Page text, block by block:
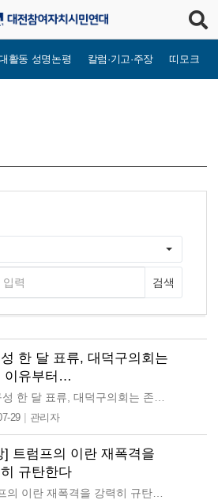
활동 성명논평 칼럼·기고·주장 띠모크라
검색
한 달 표류, 대덕구의회는
이유부터…
29| 관리자
] 트럼프의 이란 재폭격을
규탄한다
트럼프의 이란 재폭격을 강력히 규탄한다 — 권력욕에 사로잡힌 노년의 전쟁광들의 전쟁을 즉각 중단하라 "노인들은 전쟁을 선포한다.…